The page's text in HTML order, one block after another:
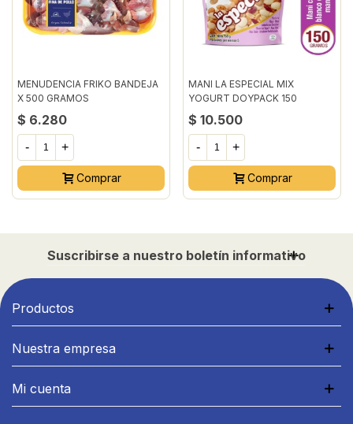
MENUDENCIA FRIKO BANDEJA
X 500 GRAMOS
$ 6.280
- +
Comprar
MANI LA ESPECIAL MIX
YOGURT DOYPACK 150
GRAMOS
$ 10.500
- +
Comprar
Suscribirse a nuestro boletín informativo
Productos
Nuestra empresa
Mi cuenta